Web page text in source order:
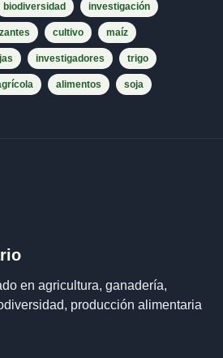
biodiversidad investigación
cultivo maíz
investigadores trigo
alimentos soja
en agricultura, ganadería,
producción alimentaria